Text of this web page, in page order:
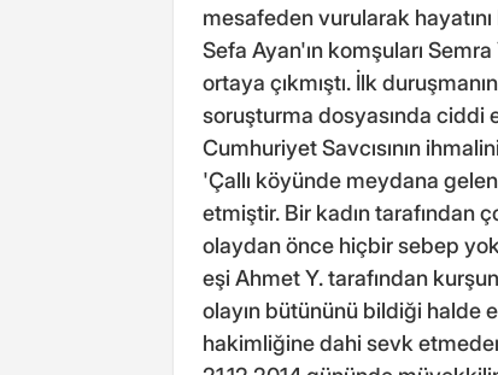
mesafeden vurularak
Sefa Ayan'ın komşuları
ortaya çıkmıştı. İlk
soruşturma dosyasında ciddi
Cumhuriyet Savcısının
'Çallı köyünde meydana
etmiştir. Bir kadın tarafından
olaydan önce hiçbir sebep
eşi Ahmet Y. tarafından
olayın bütününü bildiği halde
hakimliğine dahi sevk